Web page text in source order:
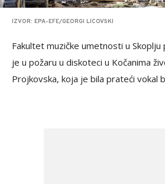
IZVOR: EPA-EFE/GEORGI LICOVSKI
Fakultet muzičke umetnosti u
je u požaru u diskoteci u Kočanima
Projkovska, koja je bila prateći vokal